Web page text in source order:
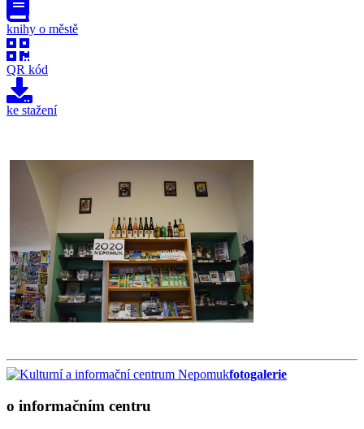
knihy o městě
QR kód
ke stažení
fotogalerie
o informačním centru